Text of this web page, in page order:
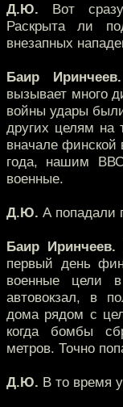
Д.Ю. Вот
Раскрыта ли
внезапных
Баир Иринчеев.
вызывает много
войны удары
других целям на
вначале финской
года, нашим
военные.
Д.Ю. А попадали
Баир Иринчеев.
первый день
военные цели
автовокзал, в
дома рядом с
когда бомбы
метров. Точно
Д.Ю. В то время